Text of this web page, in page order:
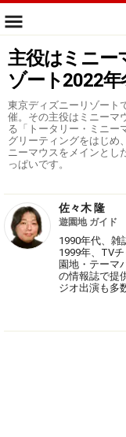
主役はミニー
ゾート2022
東京ディズニーリゾート
催。その主役はミニーマ
る「トータリー・ミニー
グリーティングをはじめ
ニーマウスをメインとし
っぱいです。
佐々木 隆
遊園地 ガイド
1990年代、雑
1999年、TV
園地・テーマ
の情報誌で提
ジオ出演も多